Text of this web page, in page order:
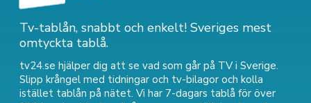
Tv-tablån, snabbt och enkelt! Sveriges mest
omtyckta tablå.
tv24.se hjälper dig att se vad som går på TV i Sverige.
Slipp krångel med tidningar och tv-bilagor och kolla
istället tablån på nätet. Vi har 7-dagars tablå för över